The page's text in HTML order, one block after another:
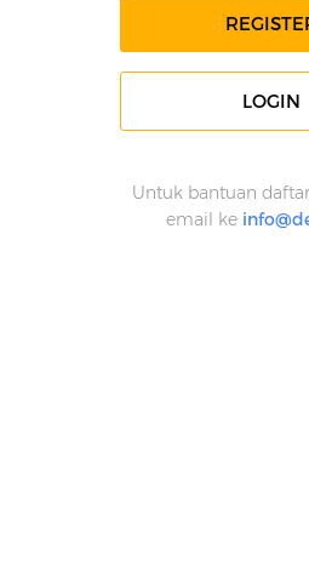
LOGIN
Untuk bantuan
email ke